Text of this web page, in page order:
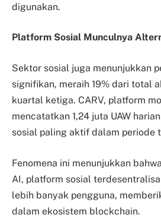
digunakan.
Platform Sosial Munculnya
Sektor sosial juga menunjukkan
signifikan, meraih 19% dari total
kuartal ketiga. CARV, platform
mencatatkan 1,24 juta UAW
sosial paling aktif dalam periode
Fenomena ini menunjukkan
AI, platform sosial
lebih banyak pengguna,
dalam ekosistem blockchain.